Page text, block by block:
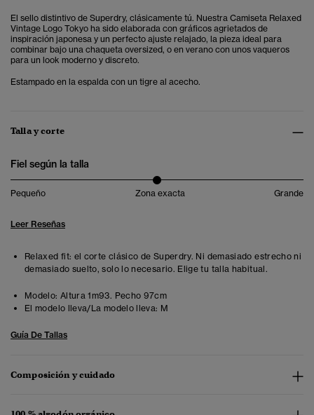
El sello distintivo de Superdry, clásicamente tú. Nuestra Camiseta Relaxed
Vintage Logo Tokyo ha sido elaborada con gráficos agrietados de
inspiración japonesa y un perfecto ajuste relajado, la pieza ideal para
combinar bajo una chaqueta oversized, o en verano con unos vaqueros
para un look moderno y discreto.
Estampado en la espalda con un tigre al acecho.
Talla y corte
Fiel según la talla
Pequeño Zona exacta Grande
Leer Reseñas
Relaxed fit: el corte clásico de Superdry. Ni demasiado estrecho ni
demasiado suelto, solo lo necesario. Elige tu talla habitual.
Modelo: Altura 1m93. Pecho 97cm
El modelo lleva/La modelo lleva: M
Guía De Tallas
Composición y cuidado